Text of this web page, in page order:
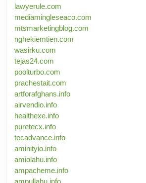
lawyerule.com
mediamingleseaco.com
mtsmarketingblog.com
nghekiemtien.com
wasirku.com
tejas24.com
poolturbo.com
prachestait.com
artforafghans.info
airvendio.info
healthexe.info
puretecx.info
tecadvance.info
aminityio.info
amiolahu.info
ampacheme.info
ampullahu.info